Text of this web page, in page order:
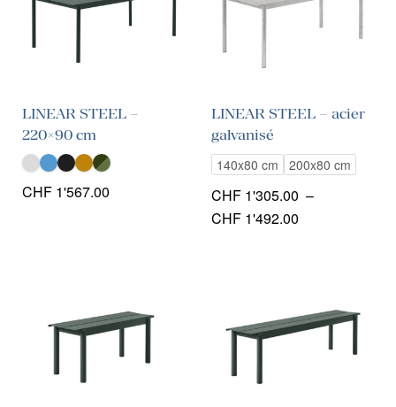
LINEAR STEEL –
220×90 cm
CHF 1'567.00
LINEAR STEEL – acier
galvanisé
140x80 cm
200x80 cm
CHF 1'305.00 –
CHF 1'492.00
CHF 1'492.00